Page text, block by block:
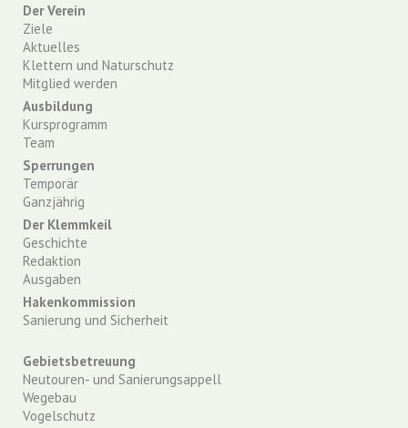
Der Verein
Ziele
Aktuelles
Klettern und Naturschutz
Mitglied werden
Ausbildung
Kursprogramm
Team
Sperrungen
Temporär
Ganzjährig
Der Klemmkeil
Geschichte
Redaktion
Ausgaben
Hakenkommission
Sanierung und Sicherheit
Gebietsbetreuung
Neutouren- und Sanierungsappell
Wegebau
Vogelschutz